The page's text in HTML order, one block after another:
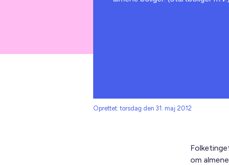
Oprettet: torsdag den 31. maj 2012
om